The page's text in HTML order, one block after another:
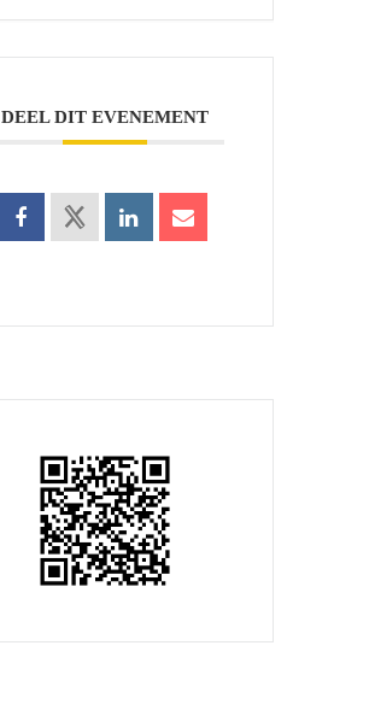
DEEL DIT EVENEMENT